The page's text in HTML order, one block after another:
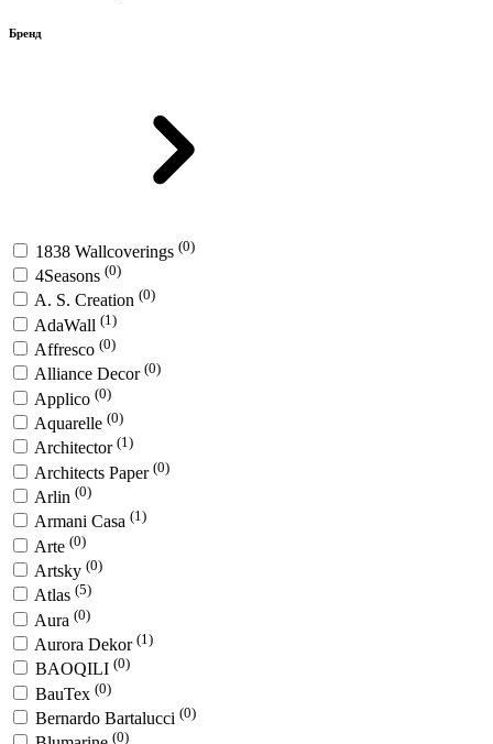
Бренд
1838 Wallcoverings (0)
4Seasons (0)
A. S. Creation (0)
AdaWall (1)
Affresco (0)
Alliance Decor (0)
Applico (0)
Aquarelle (0)
Architector (1)
Architects Paper (0)
Arlin (0)
Armani Casa (1)
Arte (0)
Artsky (0)
Atlas (5)
Aura (0)
Aurora Dekor (1)
BAOQILI (0)
BauTex (0)
Bernardo Bartalucci (0)
(0)